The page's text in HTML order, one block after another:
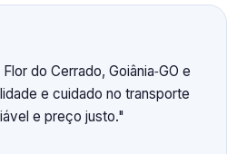
do Cerrado, Goiânia‑GO e
e cuidado no transporte
e preço justo.